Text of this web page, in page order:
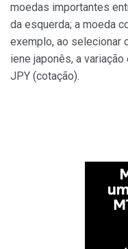
moedas importantes
da esquerda; a moeda
exemplo, ao selecionar
iene japonês, a
JPY (cotação).